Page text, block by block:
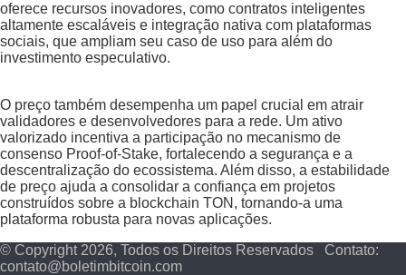
oferece recursos inovadores, como contratos inteligentes
altamente escaláveis e integração nativa com plataformas
sociais, que ampliam seu caso de uso para além do
investimento especulativo.
O preço também desempenha um papel crucial em atrair
validadores e desenvolvedores para a rede. Um ativo
valorizado incentiva a participação no mecanismo de
consenso Proof-of-Stake, fortalecendo a segurança e a
descentralização do ecossistema. Além disso, a estabilidade
de preço ajuda a consolidar a confiança em projetos
construídos sobre a blockchain TON, tornando-a uma
plataforma robusta para novas aplicações.
© Copyright 2026, Todos os Direitos Reservados Contato:
contato@boletimbitcoin.com